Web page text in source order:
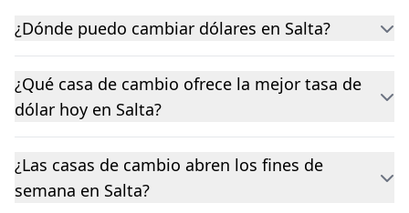
¿Dónde puedo cambiar dólares en Salta?
¿Qué casa de cambio ofrece la mejor tasa de
dólar hoy en Salta?
¿Las casas de cambio abren los fines de
semana en Salta?